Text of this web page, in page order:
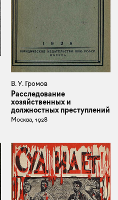
В. У. Громов
Расследование
хозяйственных и
должностных преступлений
Москва, 1928